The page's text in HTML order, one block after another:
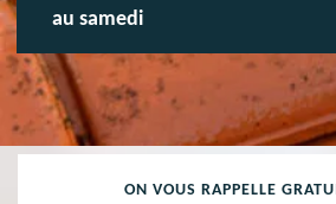
au samedi
ON VOUS RAPPELLE